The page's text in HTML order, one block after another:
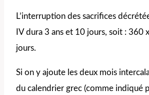
L’interruption des sacrifices
IV dura 3 ans et 10 jours, soit : 360
jours.
Si on y ajoute les deux mois
du calendrier grec (comme indiqué